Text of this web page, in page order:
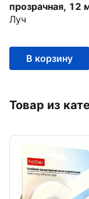
прозрачная, 12
Луч
В корзину
Товар из